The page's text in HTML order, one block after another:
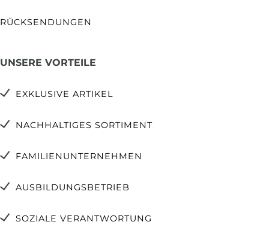
RÜCKSENDUNGEN
UNSERE VORTEILE
EXKLUSIVE ARTIKEL
NACHHALTIGES SORTIMENT
FAMILIENUNTERNEHMEN
AUSBILDUNGSBETRIEB
SOZIALE VERANTWORTUNG